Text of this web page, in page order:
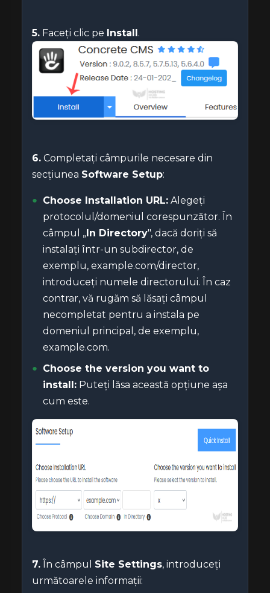
5. Faceți clic pe Install.
6. Completați câmpurile necesare din
secțiunea Software Setup:
Choose Installation URL: Alegeți
protocolul/domeniul corespunzător. În
câmpul „In Directory", dacă doriți să
instalați într-un subdirector, de
exemplu, example.com/director,
introduceți numele directorului. În caz
contrar, vă rugăm să lăsați câmpul
necompletat pentru a instala pe
domeniul principal, de exemplu,
example.com.
Choose the version you want to
install: Puteți lăsa această opțiune așa
cum este.
7. În câmpul Site Settings, introduceți
următoarele informații: